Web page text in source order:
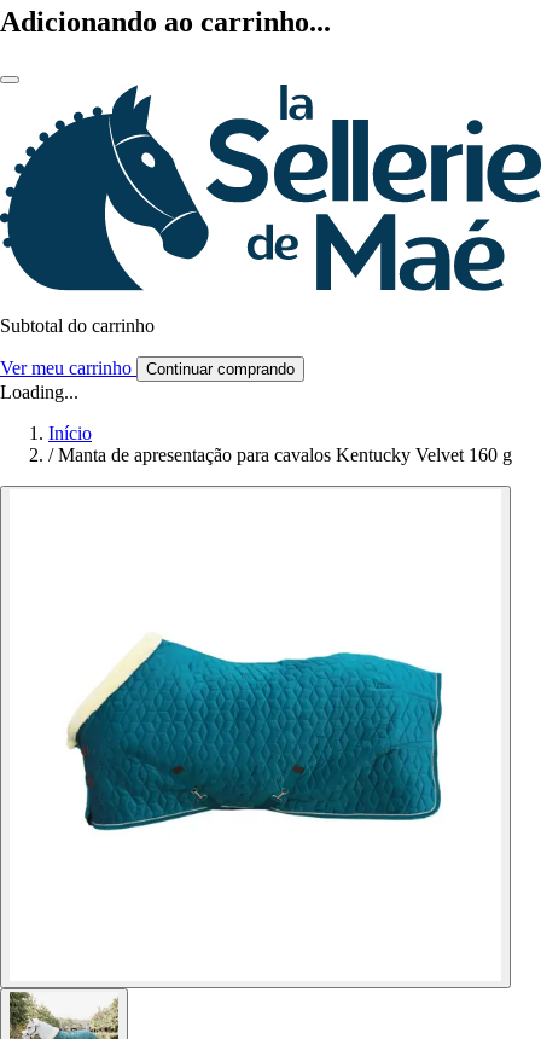
Adicionando ao carrinho...
Subtotal do carrinho
Ver meu carrinho Continuar comprando
Loading...
Início
/ Manta de apresentação para cavalos Kentucky Velvet 160 g